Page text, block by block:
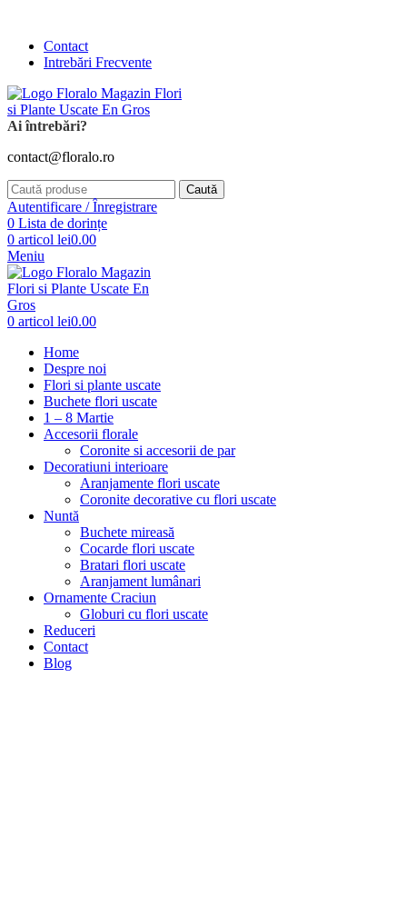
Contact
Intrebări Frecvente
Ai întrebări?
contact@floralo.ro
Caută
Autentificare / Înregistrare
0 Lista de dorințe
0 articol lei0.00
Meniu
0 articol lei0.00
Home
Despre noi
Flori si plante uscate
Buchete flori uscate
1 – 8 Martie
Accesorii florale
Coronite si accesorii de par
Decoratiuni interioare
Aranjamente flori uscate
Coronite decorative cu flori uscate
Nuntă
Buchete mireasă
Cocarde flori uscate
Bratari flori uscate
Aranjament lumânari
Ornamente Craciun
Globuri cu flori uscate
Reduceri
Contact
Blog